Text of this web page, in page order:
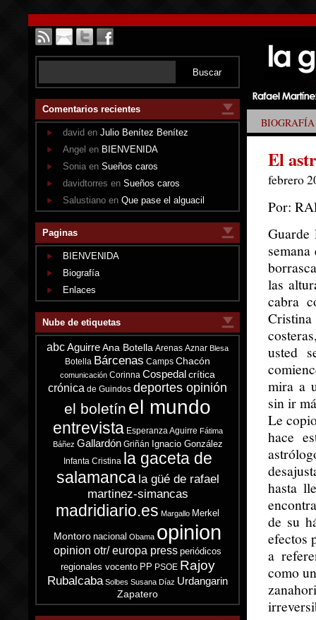
Comentarios recientes
david en Julio Benítez Benítez
Angel en BIENVENIDA
Sonia en Sueños caros
davidtorres en Sueños caros
Salustiano en Que pase el alguacil
Paginas
BIENVENIDA
Biografía
Enlaces
Nube de etiquetas
abcAguirre Ana Botella Arenas Aznar Blesa
Botella Bárcenas Camps Chacón
comunicación Corinna Cospedal crítica
crónica de Guindos deportes opinión
el boletín el mundo
entrevista Esperanza Aguirre Fátima
Báñez Gallardón Griñán Ignacio González
Infanta Cristina la gaceta de
salamanca la güé de rafael
martinez-simancas
madridiario.es Margallo Merkel
Montoro nacional Obama opinion
opinion otr/ europa press periódicos
regionales vocento PP PSOE Rajoy
Rubalcaba Solbes Susana Díaz Urdangarin
Zapatero
BIOGRAFÍA
El
febrero
Por:
Guarde
las
cabra
usted
mira a
sin ir
Le
hace
hasta
de su
efectos
a
como